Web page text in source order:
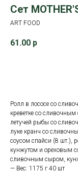
Сет
ART FOOD
61.00 р
Ролл в лососе со
креветке со
летучей рыбы со
луке кранч со
соусом спайси (8 шт.),
кунжутом и ореховым
сливочным сыром,
— Вес: 1175 г 40 шт